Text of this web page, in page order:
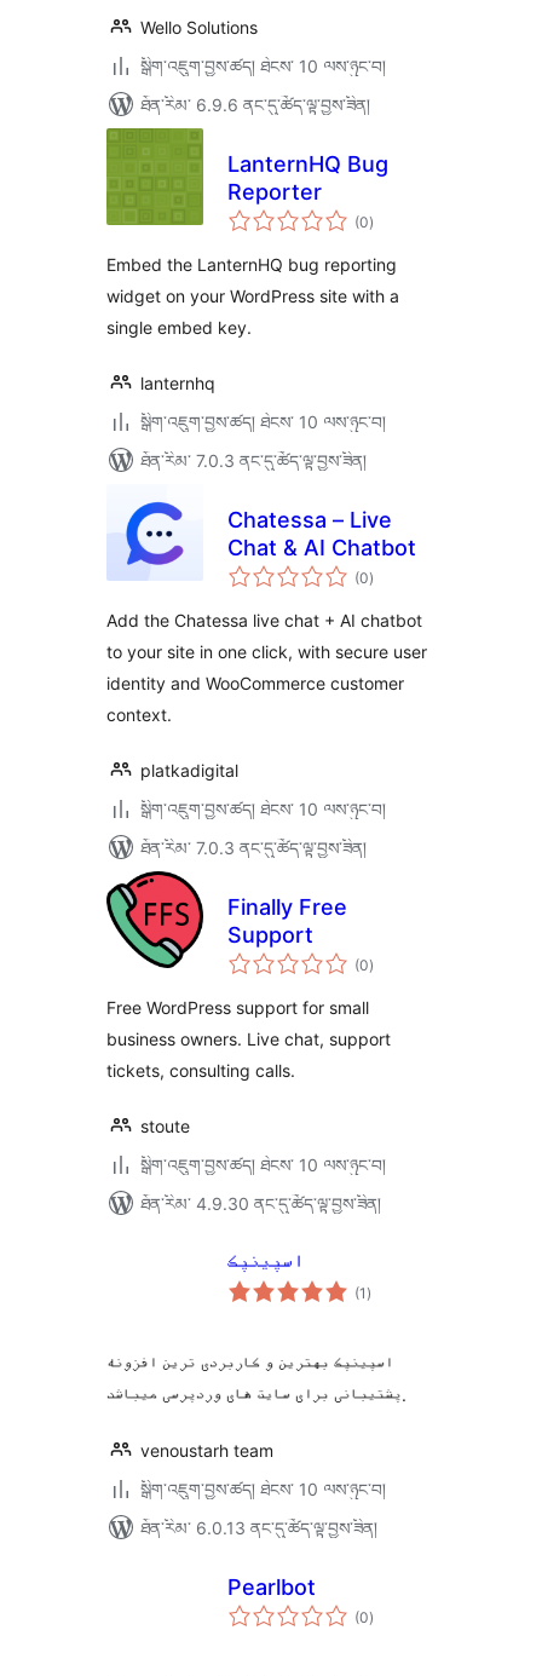
Wello Solutions
སྒྲིག་འཇུག་བྱས་ཚད། ཐེངས་ 10 ལས་ཉུང་བ།
ཐོན་རིམ་ 6.9.6 ནང་དུ་ཚོད་ལྟ་བྱས་ཟིན།
LanternHQ Bug
Reporter
(0གདེང་
འཇོག་
ཚང་།
)
Embed the LanternHQ bug reporting
widget on your WordPress site with a
single embed key.
lanternhq
སྒྲིག་འཇུག་བྱས་ཚད། ཐེངས་ 10 ལས་ཉུང་བ།
ཐོན་རིམ་ 7.0.3 ནང་དུ་ཚོད་ལྟ་བྱས་ཟིན།
Chatessa – Live
Chat & AI Chatbot
(0གདེང་
འཇོག་
ཚང་།
)
Add the Chatessa live chat + AI chatbot
to your site in one click, with secure user
identity and WooCommerce customer
context.
platkadigital
སྒྲིག་འཇུག་བྱས་ཚད། ཐེངས་ 10 ལས་ཉུང་བ།
ཐོན་རིམ་ 7.0.3 ནང་དུ་ཚོད་ལྟ་བྱས་ཟིན།
Finally Free
Support
(0གདེང་
འཇོག་
ཚང་།
)
Free WordPress support for small
business owners. Live chat, support
tickets, consulting calls.
stoute
སྒྲིག་འཇུག་བྱས་ཚད། ཐེངས་ 10 ལས་ཉུང་བ།
ཐོན་རིམ་ 4.9.30 ནང་དུ་ཚོད་ལྟ་བྱས་ཟིན།
اسپینپک
(1 གདེང་
འཇོག་
)
اسپینپک بهترین و کاربردی ترین افزونه
پشتیبانی برای سایت های وردپرسی میباشد.
venoustarh team
སྒྲིག་འཇུག་བྱས་ཚད། ཐེངས་ 10 ལས་ཉུང་བ།
ཐོན་རིམ་ 6.0.13 ནང་དུ་ཚོད་ལྟ་བྱས་ཟིན།
Pearlbot
(0གདེང་
འཇོག་
)